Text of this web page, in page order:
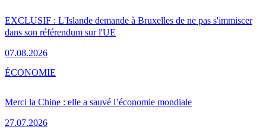
EXCLUSIF : L'Islande demande à Bruxelles de ne pas s'immiscer
dans son référendum sur l'UE
07.08.2026
Merci la Chine : elle a sauvé l’économie mondiale
27.07.2026
ÉCONOMIE